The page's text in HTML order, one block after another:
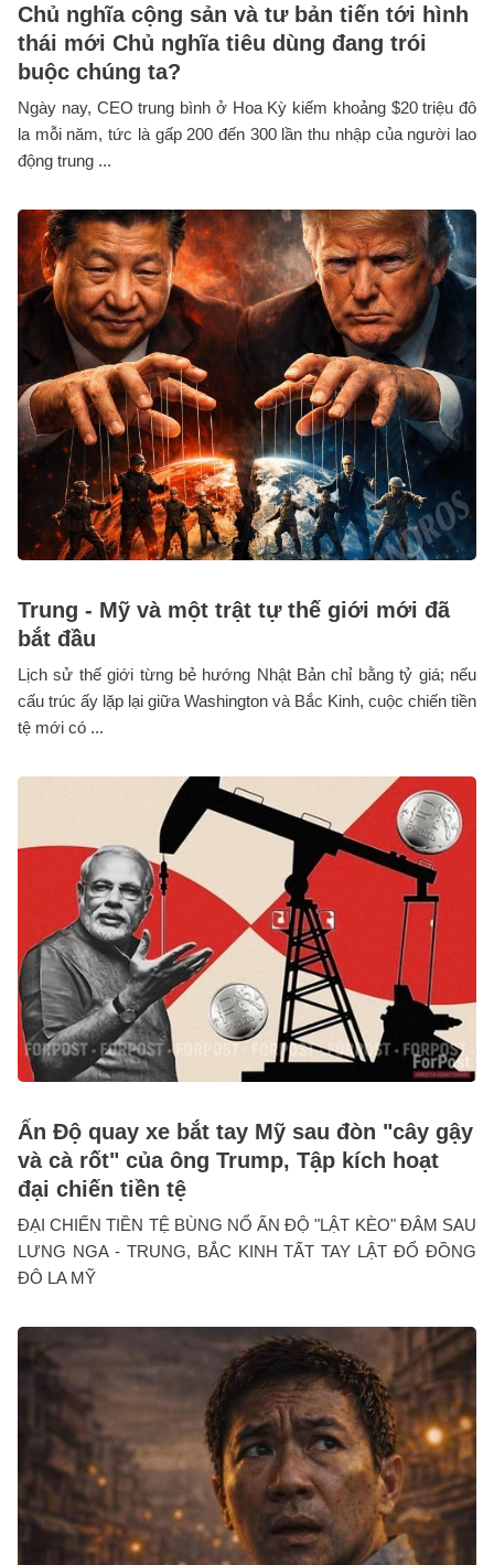
Chủ nghĩa cộng sản và tư bản tiến tới hình
thái mới Chủ nghĩa tiêu dùng đang trói
buộc chúng ta?
Ngày nay, CEO trung bình ở Hoa Kỳ kiếm khoảng $20 triệu đô
la mỗi năm, tức là gấp 200 đến 300 lần thu nhập của người lao
động trung ...
Trung - Mỹ và một trật tự thế giới mới đã
bắt đầu
Lịch sử thế giới từng bẻ hướng Nhật Bản chỉ bằng tỷ giá; nếu
cấu trúc ấy lặp lại giữa Washington và Bắc Kinh, cuộc chiến tiền
tệ mới có ...
Ấn Độ quay xe bắt tay Mỹ sau đòn "cây gậy
và cà rốt" của ông Trump, Tập kích hoạt
đại chiến tiền tệ
ĐẠI CHIẾN TIỀN TỆ BÙNG NỔ ẤN ĐỘ "LẬT KÈO" ĐÂM SAU
LƯNG NGA - TRUNG, BẮC KINH TẤT TAY LẬT ĐỔ ĐỒNG
ĐÔ LA MỸ